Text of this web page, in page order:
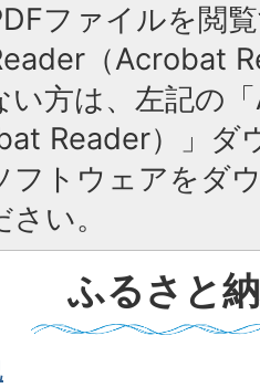
ファイルを閲
（Acrobat
い方は、左記の
Reader）」ダ
フトウェアをダ
い。
ふるさと